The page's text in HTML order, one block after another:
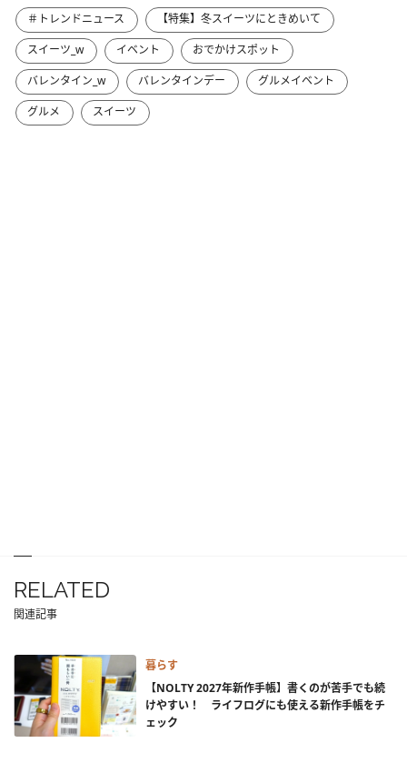
＃トレンドニュース
【特集】冬スイーツにときめいて
スイーツ_w
イベント
おでかけスポット
バレンタイン_w
バレンタインデー
グルメイベント
グルメ
スイーツ
RELATED
関連記事
暮らす
【NOLTY 2027年新作手帳】書くのが苦手でも続
けやすい！ ライフログにも使える新作手帳をチ
ェック